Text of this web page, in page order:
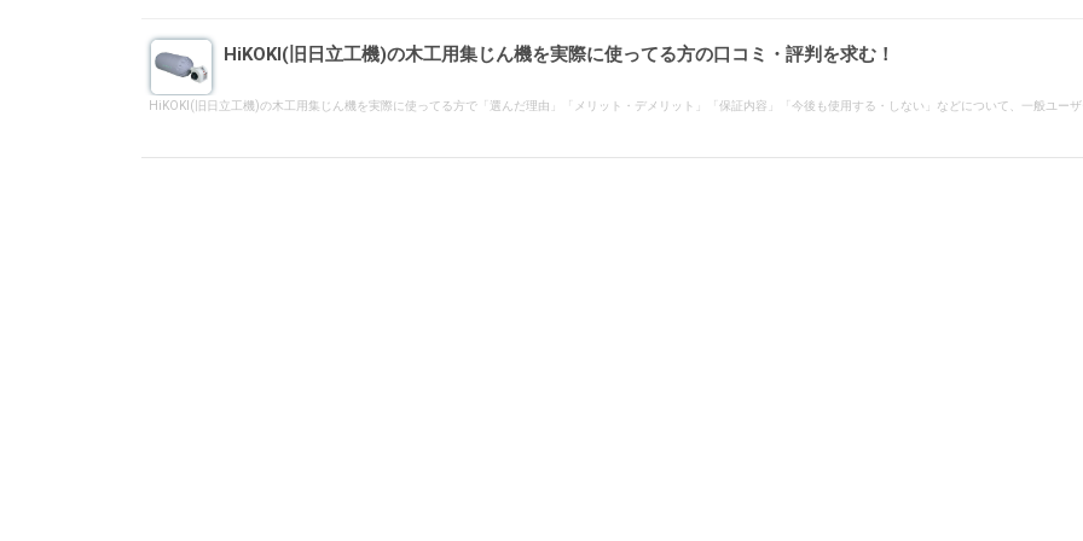
HiKOKI(旧日立工機)の木工用集じん機を実際に使ってる方の口コミ・評判を求む！
HiKOKI(旧日立工機)の木工用集じん機を実際に使ってる方で「選んだ理由」「メリット・デメリット」「保証内容」「今後も使用する・しない」などについて、一般ユー